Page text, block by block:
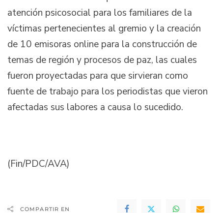
atención psicosocial para los familiares de la
víctimas pertenecientes al gremio y la creación
de 10 emisoras online para la construcción de
temas de región y procesos de paz, las cuales
fueron proyectadas para que sirvieran como
fuente de trabajo para los periodistas que vieron
afectadas sus labores a causa lo sucedido.
(Fin/PDC/AVA)
COMPARTIR EN